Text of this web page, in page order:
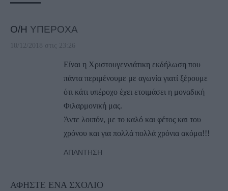
Ο/Η ΥΠΕΡΟΧΑ
10/12/2018 στις 23:26
Είναι η Χριστουγεννιάτικη εκδήλωση που
πάντα περιμένουμε με αγωνία γιατί ξέρουμε
ότι κάτι υπέροχο έχει ετοιμάσει η μοναδική
Φιλαρμονική μας.
Άντε λοιπόν, με το καλό και φέτος και του
χρόνου και για πολλά πολλά χρόνια ακόμα!!!
ΑΠΆΝΤΗΣΗ
ΑΦΉΣΤΕ ΈΝΑ ΣΧΌΛΙΟ